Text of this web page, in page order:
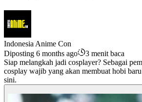
Indonesia Anime Con
Diposting 6 months ago
3 menit baca
Siap melangkah jadi cosplayer? Sebagai
cosplay wajib yang akan membuat hobi
sini.